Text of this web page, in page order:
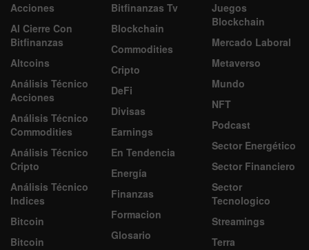
Acciones
Al Cierre Con
Bitfinanzas
Altcoins
Análisis Técnico
Acciones
Análisis Técnico
Commodities
Análisis Técnico
Cripto
Análisis Técnico
Indices
Bitcoin
Bitcoin
Bitfinanzas Tv
Blockchain
Commodities
Cripto
DeFi
Divisas
Earnings
En Tendencia
Energía
Finanzas
Formacion
Glosario
Juegos
Blockchain
Mercado Laboral
Metaverso
Mundo
NFT
Podcast
Sector Energético
Sector Financiero
Sector
Tecnologico
Streamings
Terra